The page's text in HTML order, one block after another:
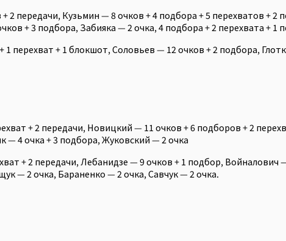
2 передачи, Кузьмин — 8 очков + 4 подбора + 5 перехватов +
+ 3 подбора, Забияка — 2 очка, 4 подбора + 2 перехвата +
1 перехват + 1 блокшот, Соловьев — 12 очков + 2 подбора,
+ 2 передачи, Новицкий — 11 очков + 6 подборов + 2
— 4 очка + 3 подбора, Жуковский — 2 очка
+ 2 передачи, Лебанидзе — 9 очков + 1 подбор,
— 2 очка, Бараненко — 2 очка, Савчук — 2 очка.